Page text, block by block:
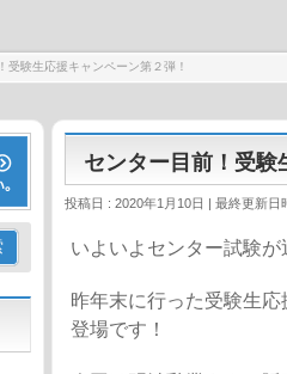
受験生応援キャンペーン第２弾！
センター目前！受験
投稿日 : 2020年1月10日 最終更新日
いよいよセンター試験が
昨年末に行った受験生
登場です！